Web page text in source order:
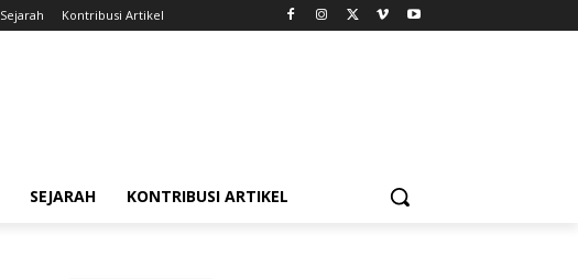
Sejarah Kontribusi Artikel
SEJARAH KONTRIBUSI ARTIKEL